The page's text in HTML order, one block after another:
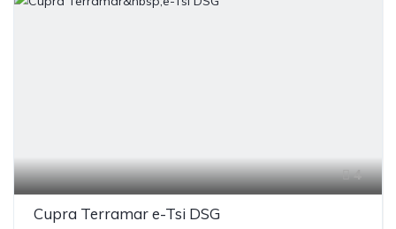
4
Cupra Terramar e-Tsi DSG